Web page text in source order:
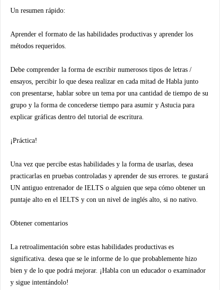
Un resumen rápido:
Aprender el formato de las habilidades productivas y aprender los
métodos requeridos.
Debe comprender la forma de escribir numerosos tipos de letras /
ensayos, percibir lo que desea realizar en cada mitad de Habla junto
con presentarse, hablar sobre un tema por una cantidad de tiempo de su
grupo y la forma de concederse tiempo para asumir y Astucia para
explicar gráficas dentro del tutorial de escritura.
¡Práctica!
Una vez que percibe estas habilidades y la forma de usarlas, desea
practicarlas en pruebas controladas y aprender de sus errores. te gustará
UN antiguo entrenador de IELTS o alguien que sepa cómo obtener un
puntaje alto en el IELTS y con un nivel de inglés alto, si no nativo.
Obtener comentarios
La retroalimentación sobre estas habilidades productivas es
significativa. desea que se le informe de lo que probablemente hizo
bien y de lo que podrá mejorar. ¡Habla con un educador o examinador
y sigue intentándolo!